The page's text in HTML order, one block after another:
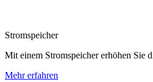
Stromspeicher
Mit einem Stromspeicher erhöhen Sie
Mehr erfahren